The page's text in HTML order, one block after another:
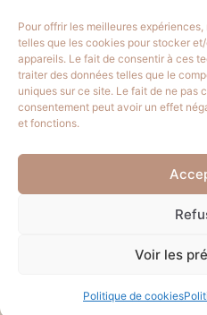
Pour offrir les meilleures
telles que les cookies pour stocker
appareils. Le fait de consentir à ces
traiter des données telles que le
uniques sur ce site. Le fait de ne pas
consentement peut avoir un effet
et fonctions.
Voir les
Politique de cookies
06 68